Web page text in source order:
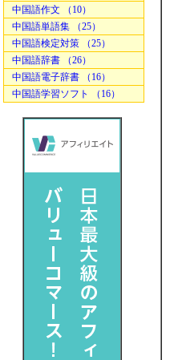
中国語作文 （10）
中国語単語集 （25）
中国語検定対策 （25）
中国語辞書 （26）
中国語電子辞書 （16）
中国語学習ソフト （16）